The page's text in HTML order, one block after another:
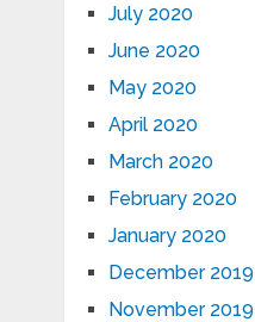
July 2020
June 2020
May 2020
April 2020
March 2020
February 2020
January 2020
December 2019
November 2019